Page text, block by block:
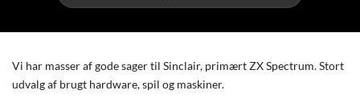
Vi har masser af gode sager til Sinclair, primært ZX Spectrum. Stort
udvalg af brugt hardware, spil og maskiner.